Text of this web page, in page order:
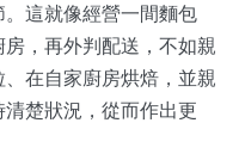
這就像經營一間麵包
，再外判配送，不如親
在自家廚房烘焙，並親
楚狀況，從而作出更